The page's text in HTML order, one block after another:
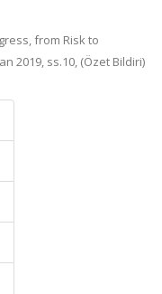
from Risk to
2019, ss.10, (Özet Bildiri)